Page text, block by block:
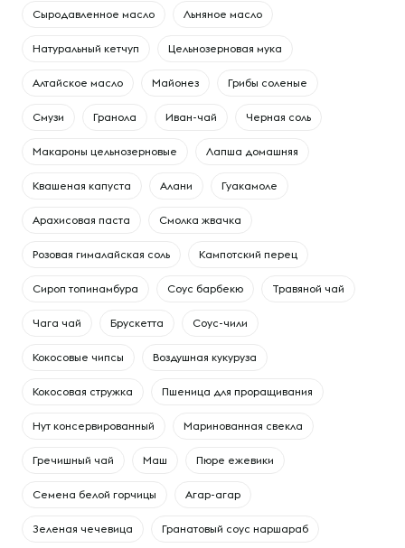
Сыродавленное масло Льняное масло
Натуральный кетчуп Цельнозерновая мука
Алтайское масло Майонез Грибы соленые
Смузи Гранола Иван-чай Черная соль
Макароны цельнозерновые Лапша домашняя
Квашеная капуста Алани Гуакамоле
Арахисовая паста Смолка жвачка
Розовая гималайская соль Кампотский перец
Сироп топинамбура Соус барбекю Травяной чай
Чага чай Брускетта Соус-чили
Кокосовые чипсы Воздушная кукуруза
Кокосовая стружка Пшеница для проращивания
Нут консервированный Маринованная свекла
Гречишный чай Маш Пюре ежевики
Семена белой горчицы Агар-агар
Зеленая чечевица Гранатовый соус наршараб